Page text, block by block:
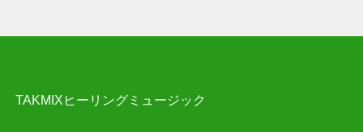
TAKMIXヒーリングミュージック